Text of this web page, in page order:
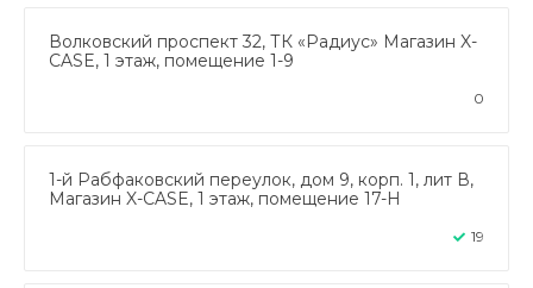
Волковский проспект 32, ТК «Радиус» Магазин X-
CASE, 1 этаж, помещение 1-9
0
1-й Рабфаковский переулок, дом 9, корп. 1, лит В,
Магазин X-CASE, 1 этаж, помещение 17-Н
19